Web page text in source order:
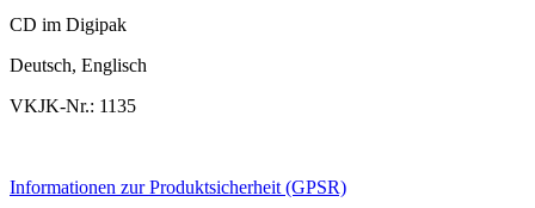
CD im Digipak
Deutsch, Englisch
VKJK-Nr.: 1135
Informationen zur Produktsicherheit (GPSR)